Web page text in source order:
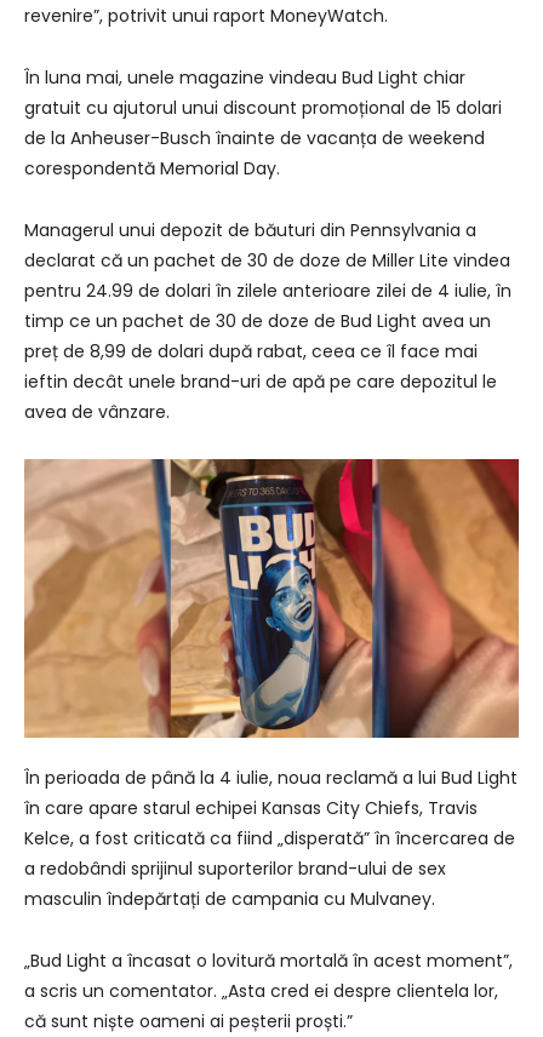
revenire”, potrivit unui raport MoneyWatch.
În luna mai, unele magazine vindeau Bud Light chiar
gratuit cu ajutorul unui discount promoțional de 15 dolari
de la Anheuser-Busch înainte de vacanța de weekend
corespondentă Memorial Day.
Managerul unui depozit de băuturi din Pennsylvania a
declarat că un pachet de 30 de doze de Miller Lite vindea
pentru 24.99 de dolari în zilele anterioare zilei de 4 iulie, în
timp ce un pachet de 30 de doze de Bud Light avea un
preț de 8,99 de dolari după rabat, ceea ce îl face mai
ieftin decât unele brand-uri de apă pe care depozitul le
avea de vânzare.
În perioada de până la 4 iulie, noua reclamă a lui Bud Light
în care apare starul echipei Kansas City Chiefs, Travis
Kelce, a fost criticată ca fiind „disperată” în încercarea de
a redobândi sprijinul suporterilor brand-ului de sex
masculin îndepărtați de campania cu Mulvaney.
„Bud Light a încasat o lovitură mortală în acest moment”,
a scris un comentator. „Asta cred ei despre clientela lor,
că sunt niște oameni ai peșterii proști.”